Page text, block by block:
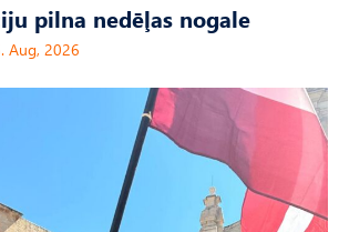
pilna nedēļas nogale
Aug, 2026